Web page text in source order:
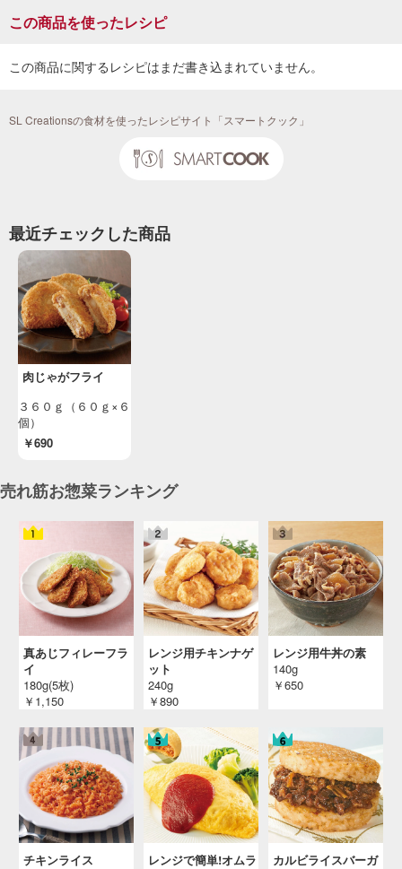
この商品を使ったレシピ
この商品に関するレシピはまだ書き込まれていません。
SL Creationsの食材を使ったレシピサイト「スマートクック」
最近チェックした商品
肉じゃがフライ
３６０ｇ（６０ｇ×６
個）
￥690
売れ筋お惣菜ランキング
真あじフィレーフラ
イ
180g(5枚)
￥1,150
レンジ用チキンナゲ
ット
240g
￥890
レンジ用牛丼の素
140g
￥650
チキンライス
レンジで簡単!オムラ
カルビライスバーガ